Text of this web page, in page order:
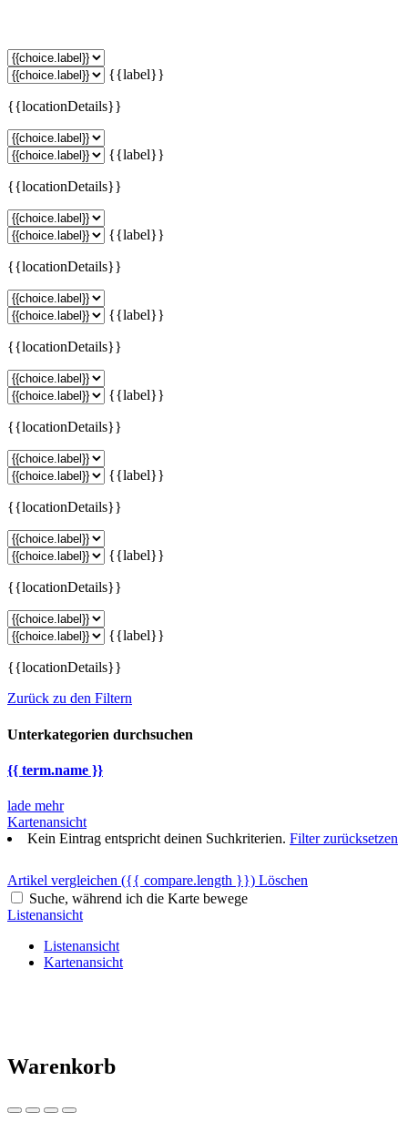
{{label}}
{{locationDetails}}
{{label}}
{{locationDetails}}
{{label}}
{{locationDetails}}
{{label}}
{{locationDetails}}
{{label}}
{{locationDetails}}
{{label}}
{{locationDetails}}
{{label}}
{{locationDetails}}
{{label}}
{{locationDetails}}
Zurück zu den Filtern
Unterkategorien durchsuchen
{{ term.name }}
lade mehr
Kartenansicht
Kein Eintrag entspricht deinen Suchkriterien. Filter zurücksetzen
Artikel vergleichen ({{ compare.length }}) Löschen
Suche, während ich die Karte bewege
Listenansicht
Listenansicht
Kartenansicht
Warenkorb